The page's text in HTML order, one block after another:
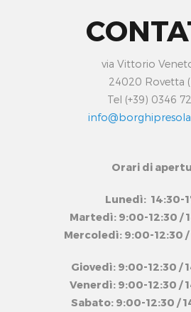
via Vittorio
24020 Rovetta
Tel (+39) 0346
Orari di
Lunedì: 14:30-
Martedì: 9:00-12:30 /
Mercoledì: 9:00-12:30 /
Giovedì: 9:00-12:30 /
Venerdì: 9:00-12:30 /
Sabato: 9:00-12:30 /